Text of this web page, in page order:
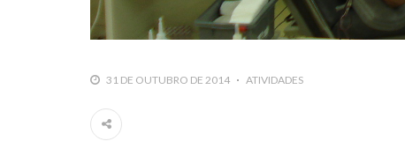
31 DE OUTUBRO DE 2014 ATIVIDADES